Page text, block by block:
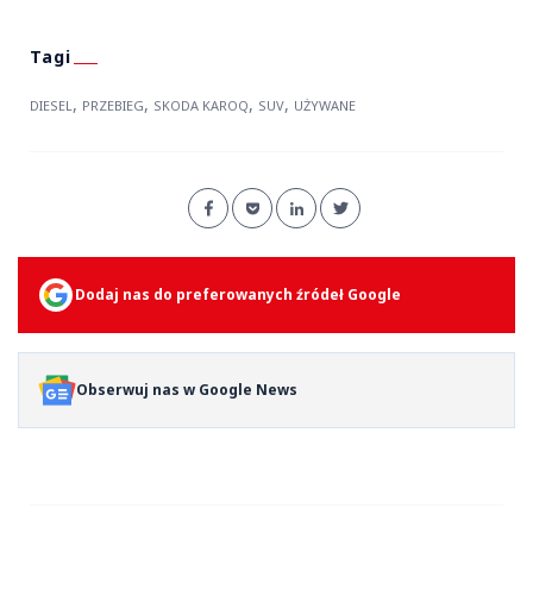
DIESEL, PRZEBIEG, SKODA KAROQ, SUV, UŻYWANE
Dodaj nas do preferowanych źródeł Google
Obserwuj nas w Google News